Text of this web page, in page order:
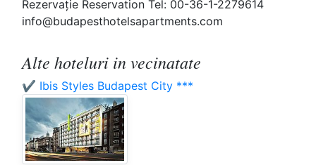
Rezervaţie Reservation Tel: 00-36-1-2279614
info@budapesthotelsapartments.com
Alte hoteluri in vecinatate
✔️ Ibis Styles Budapest City ***